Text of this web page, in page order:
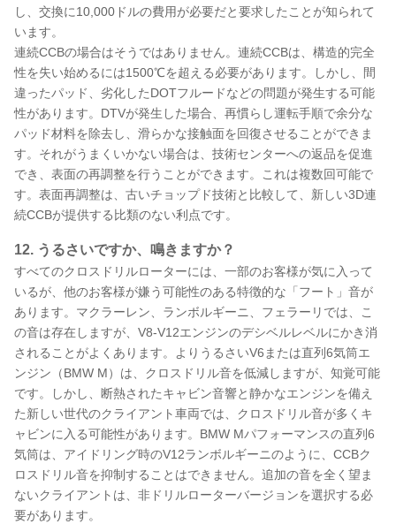
し、交換に10,000ドルの費用が必要だと要求したことが知られて
います。
連続CCBの場合はそうではありません。連続CCBは、構造的完全
性を失い始めるには1500℃を超える必要があります。しかし、間
違ったパッド、劣化したDOTフルードなどの問題が発生する可能
性があります。DTVが発生した場合、再慣らし運転手順で余分な
パッド材料を除去し、滑らかな接触面を回復させることができま
す。それがうまくいかない場合は、技術センターへの返品を促進
でき、表面の再調整を行うことができます。これは複数回可能で
す。表面再調整は、古いチョップド技術と比較して、新しい3D連
続CCBが提供する比類のない利点です。
12. うるさいですか、鳴きますか？
すべてのクロスドリルローターには、一部のお客様が気に入って
いるが、他のお客様が嫌う可能性のある特徴的な「フート」音が
あります。マクラーレン、ランボルギーニ、フェラーリでは、こ
の音は存在しますが、V8-V12エンジンのデシベルレベルにかき消
されることがよくあります。よりうるさいV6または直列6気筒エ
ンジン（BMW M）は、クロスドリル音を低減しますが、知覚可能
です。しかし、断熱されたキャビン音響と静かなエンジンを備え
た新しい世代のクライアント車両では、クロスドリル音が多くキ
ャビンに入る可能性があります。BMW Mパフォーマンスの直列6
気筒は、アイドリング時のV12ランボルギーニのように、CCBク
ロスドリル音を抑制することはできません。追加の音を全く望ま
ないクライアントは、非ドリルローターバージョンを選択する必
要があります。